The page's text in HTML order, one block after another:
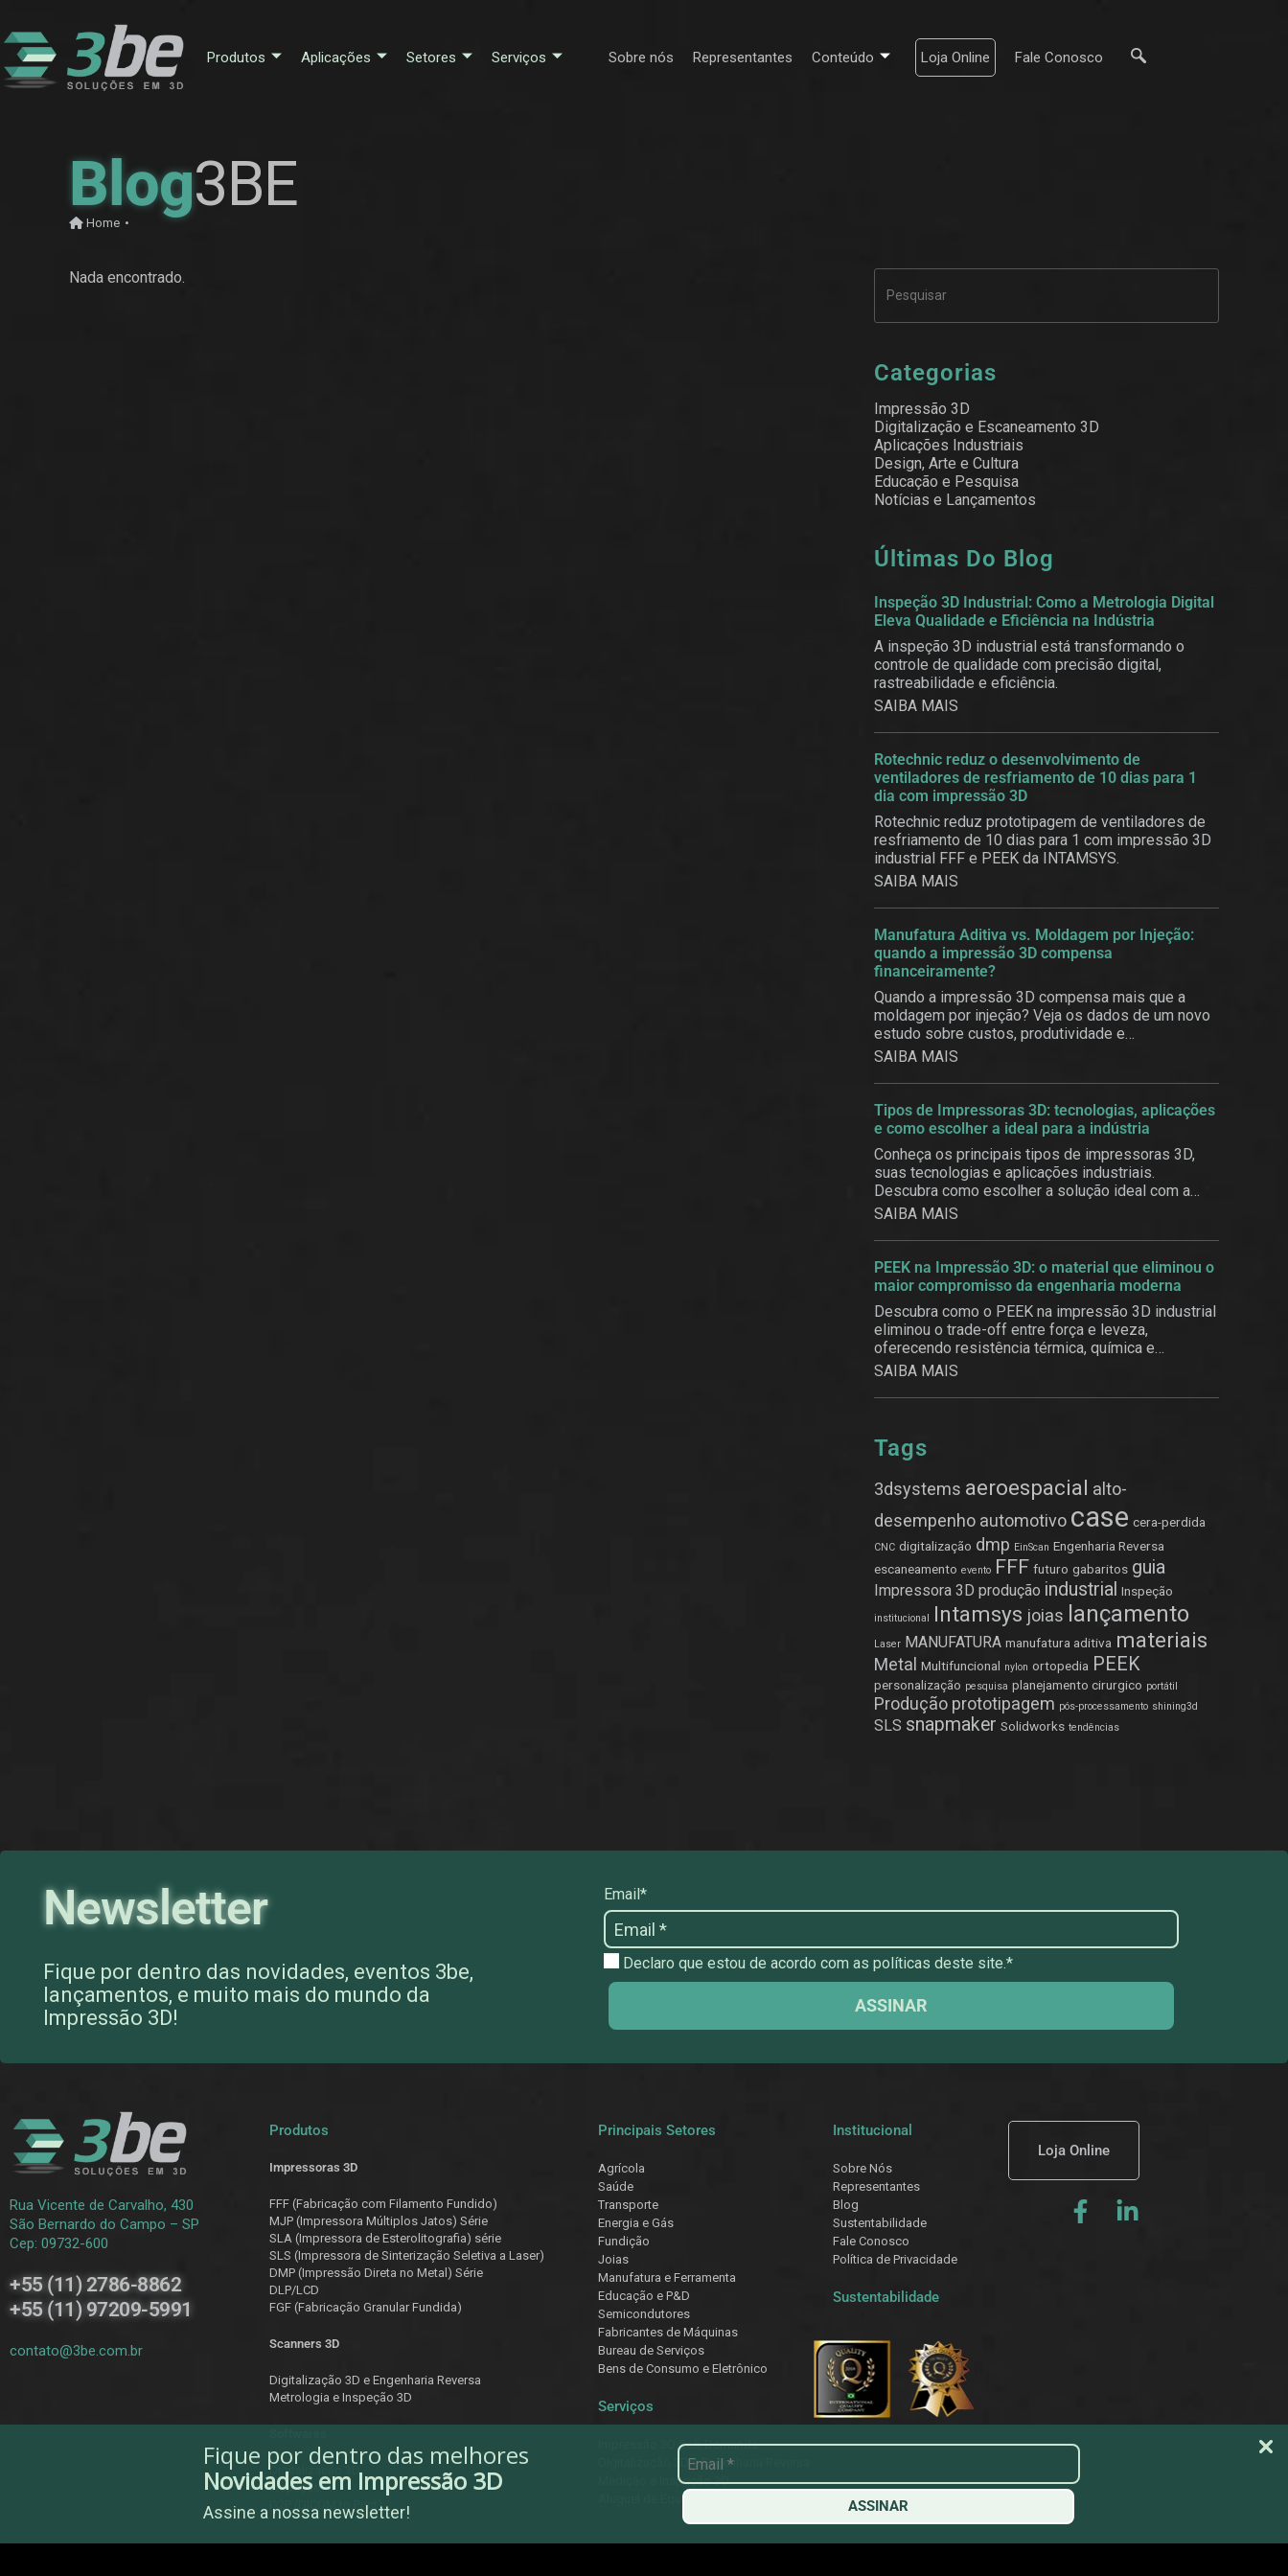
Fique por dentro das melhores
Novidades em Impressão 3D
Assine a nossa newsletter! ASSINAR
Produtos Aplicações Setores Serviços Sobre nós Representantes Conteúdo Loja Online Fale Conosco
Blog3BE
Home •
Nada encontrado.
Categorias
Impressão 3D
Digitalização e Escaneamento 3D
Aplicações Industriais
Design, Arte e Cultura
Educação e Pesquisa
Notícias e Lançamentos
Últimas Do Blog
Inspeção 3D Industrial: Como a Metrologia Digital
Eleva Qualidade e Eficiência na Indústria
A inspeção 3D industrial está transformando o
controle de qualidade com precisão digital,
rastreabilidade e eficiência.
SAIBA MAIS
Rotechnic reduz o desenvolvimento de
ventiladores de resfriamento de 10 dias para 1
dia com impressão 3D
Rotechnic reduz prototipagem de ventiladores de
resfriamento de 10 dias para 1 com impressão 3D
industrial FFF e PEEK da INTAMSYS.
SAIBA MAIS
Manufatura Aditiva vs. Moldagem por Injeção:
quando a impressão 3D compensa
financeiramente?
Quando a impressão 3D compensa mais que a
moldagem por injeção? Veja os dados de um novo
estudo sobre custos, produtividade e
customização em massa.
SAIBA MAIS
Tipos de Impressoras 3D: tecnologias, aplicações
e como escolher a ideal para a indústria
Conheça os principais tipos de impressoras 3D,
suas tecnologias e aplicações industriais.
Descubra como escolher a solução ideal com a
3BE.
SAIBA MAIS
PEEK na Impressão 3D: o material que eliminou o
maior compromisso da engenharia moderna
Descubra como o PEEK na impressão 3D industrial
eliminou o trade-off entre força e leveza,
oferecendo resistência térmica, química e
estrutural.
SAIBA MAIS
Tags
3dsystems aeroespacial alto-
desempenho automotivo case cera-perdida
CNC digitalização dmp EinScan Engenharia Reversa
escaneamento evento FFF futuro gabaritos guia
Impressora 3D produção industrial Inspeção
institucional Intamsys joias lançamento
Laser MANUFATURA manufatura aditiva materiais
Metal Multifuncional nylon ortopedia PEEK
personalização pesquisa planejamento cirurgico portátil
Produção prototipagem pós-processamento shining3d
SLS snapmaker Solidworks tendências
Newsletter
Fique por dentro das novidades, eventos 3be,
lançamentos, e muito mais do mundo da
Impressão 3D!
Email*
Declaro que estou de acordo com as políticas deste site.*
ASSINAR
Rua Vicente de Carvalho, 430
São Bernardo do Campo – SP
Cep: 09732-600
+55 (11) 2786-8862
+55 (11) 97209-5991
contato@3be.com.br
Produtos
Impressoras 3D
FFF (Fabricação com Filamento Fundido)
MJP (Impressora Múltiplos Jatos) Série
SLA (Impressora de Esterolitografia) série
SLS (Impressora de Sinterização Seletiva a Laser)
DMP (Impressão Direta no Metal) Série
DLP/LCD
FGF (Fabricação Granular Fundida)
Scanners 3D
Digitalização 3D e Engenharia Reversa
Metrologia e Inspeção 3D
Digitalização 3D
Inspeção
D2P (DICOM to Print)
Principais Setores
Agrícola
Saúde
Transporte
Energia e Gás
Fundição
Joias
Manufatura e Ferramenta
Educação e P&D
Semicondutores
Fabricantes de Máquinas
Bureau de Serviços
Bens de Consumo e Eletrônico
Serviços
Impressão 3D Sob Demanda
Digitalização 3D e Engenharia Reversa
Medição e Inspeção 3D
Aluguel de Equipamentos
Institucional
Sobre Nós
Representantes
Blog
Sustentabilidade
Fale Conosco
Política de Privacidade
Sustentabilidade
Loja Online